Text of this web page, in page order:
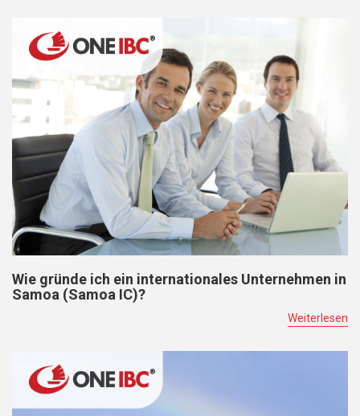
Wie gründe ich ein internationales Unternehmen in
Samoa (Samoa IC)?
Weiterlesen